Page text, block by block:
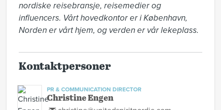
nordiske reisebransje, reisemedier og
influencers. Vårt hovedkontor er i København,
Norden er vårt hjem, og verden er vår lekeplass.
Kontaktpersoner
PR & COMMUNICATION DIRECTOR
Christine Engen